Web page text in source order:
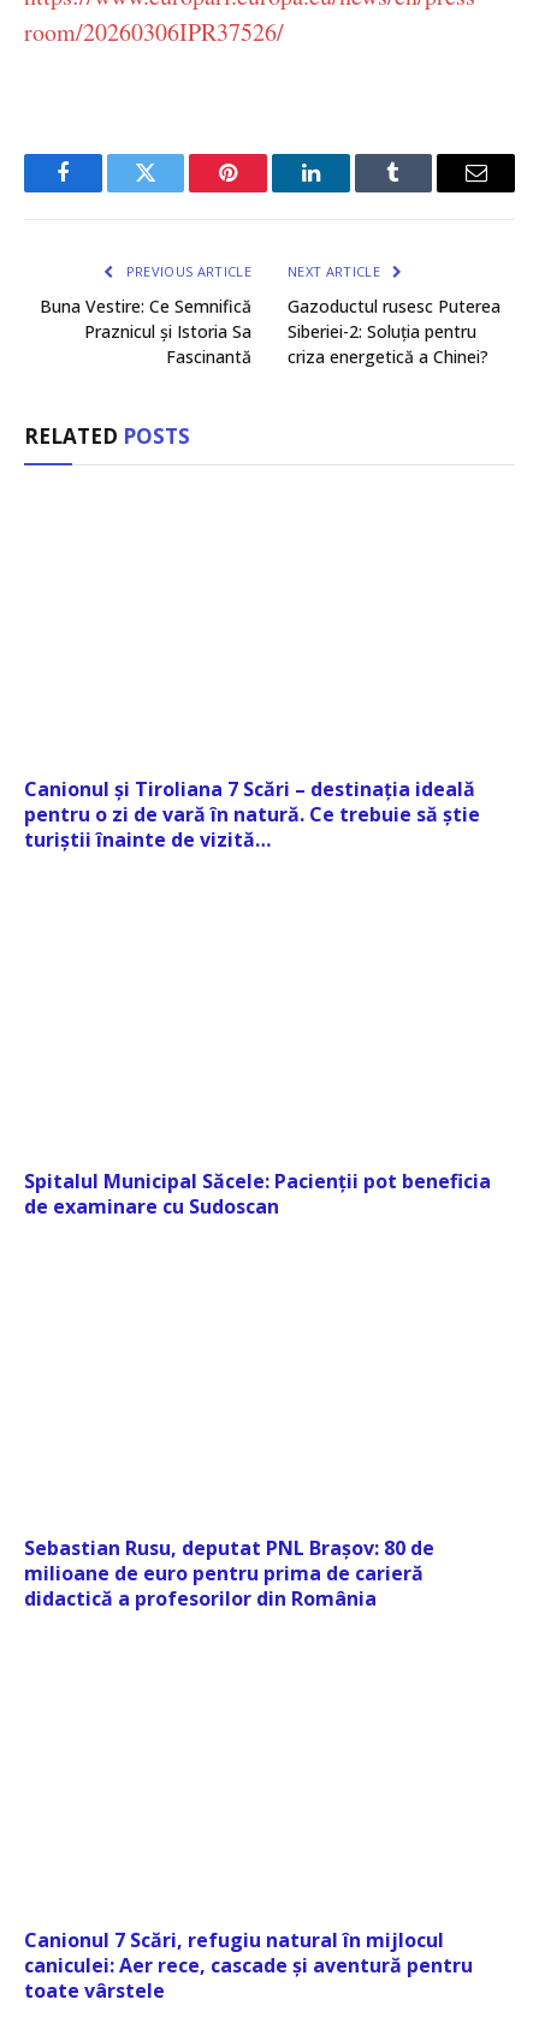
room/20260306IPR37526/
FacebookTwitter Pinterest LinkedInTumblr Email
PREVIOUS ARTICLE
Buna Vestire: Ce Semnifică
Praznicul și Istoria Sa
Fascinantă
NEXT ARTICLE
Gazoductul rusesc Puterea
Siberiei-2: Soluția pentru
criza energetică a Chinei?
RELATED POSTS
Canionul și Tiroliana 7 Scări – destinația ideală
pentru o zi de vară în natură. Ce trebuie să știe
turiștii înainte de vizită…
Spitalul Municipal Săcele: Pacienții pot beneficia
de examinare cu Sudoscan
Sebastian Rusu, deputat PNL Brașov: 80 de
milioane de euro pentru prima de carieră
didactică a profesorilor din România
Canionul 7 Scări, refugiu natural în mijlocul
caniculei: Aer rece, cascade și aventură pentru
toate vârstele